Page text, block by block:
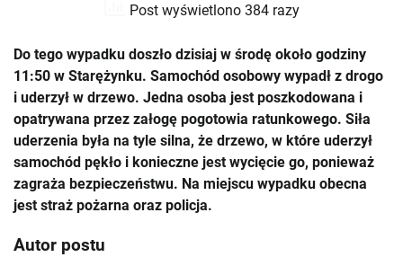
Post wyświetlono 384 razy
Do tego wypadku doszło dzisiaj w środę około godziny
11:50 w Starężynku. Samochód osobowy wypadł z drogo
i uderzył w drzewo. Jedna osoba jest poszkodowana i
opatrywana przez załogę pogotowia ratunkowego. Siła
uderzenia była na tyle silna, że drzewo, w które uderzył
samochód pękło i konieczne jest wycięcie go, ponieważ
zagraża bezpieczeństwu. Na miejscu wypadku obecna
jest straż pożarna oraz policja.
Autor postu